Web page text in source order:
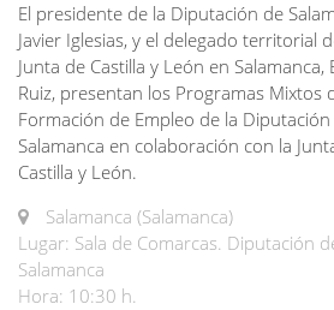
El presidente de la Diputación de
Javier Iglesias, y el delegado territorial
Junta de Castilla y León en Salamanca,
Ruiz, presentan los Programas Mixtos
Formación de Empleo de la
Salamanca en colaboración con la
Castilla y León.
Salamanca (Salamanca)
Lugar: Sala de Comarcas. Diputación
Salamanca
Hora: 10:30 h.